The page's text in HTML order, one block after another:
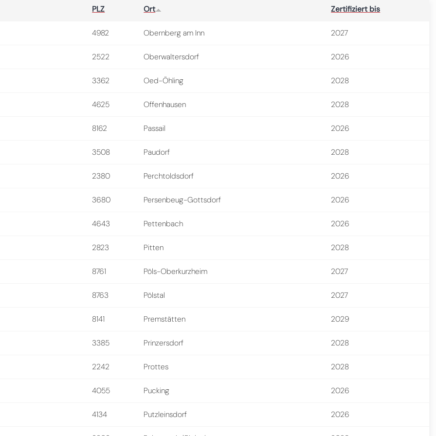
PLZ Ort Zertifiziert bis
4982 Obernberg am Inn 2027
2522 Oberwaltersdorf 2026
3362 Oed-Öhling 2028
4625 Offenhausen 2028
8162 Passail 2026
3508 Paudorf 2028
2380 Perchtoldsdorf 2026
3680 Persenbeug-Gottsdorf 2026
4643 Pettenbach 2026
2823 Pitten 2028
8761 Pöls-Oberkurzheim 2027
8763 Pölstal 2027
8141 Premstätten 2029
3385 Prinzersdorf 2028
2242 Prottes 2028
4055 Pucking 2026
4134 Putzleinsdorf 2026